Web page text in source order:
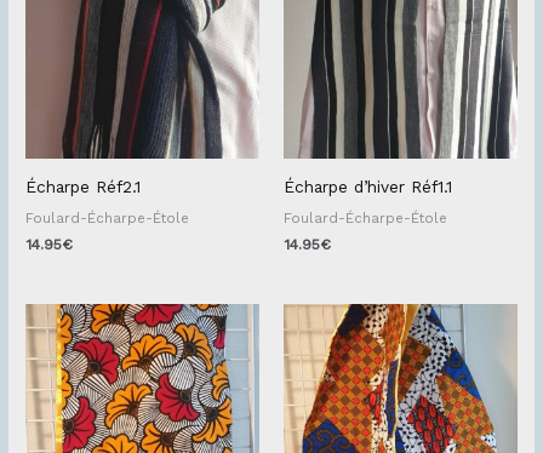
Écharpe Réf2.1
Foulard-Écharpe-Étole
14.95€
Écharpe d’hiver Réf1.1
Foulard-Écharpe-Étole
14.95€